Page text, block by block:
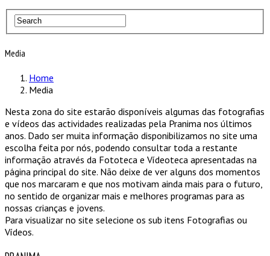
Media
Home
Media
Nesta zona do site estarão disponíveis algumas das fotografias
e vídeos das actividades realizadas pela Pranima nos últimos
anos. Dado ser muita informação disponibilizamos no site uma
escolha feita por nós, podendo consultar toda a restante
informação através da Fototeca e Vídeoteca apresentadas na
página principal do site. Não deixe de ver alguns dos momentos
que nos marcaram e que nos motivam ainda mais para o futuro,
no sentido de organizar mais e melhores programas para as
nossas crianças e jovens.
Para visualizar no site selecione os sub itens Fotografias ou
Vídeos.